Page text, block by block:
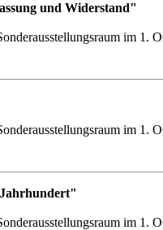
und Widerstand"
im 1.
im 1.
im 1.